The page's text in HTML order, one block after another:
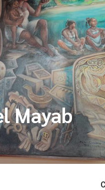
Mayab